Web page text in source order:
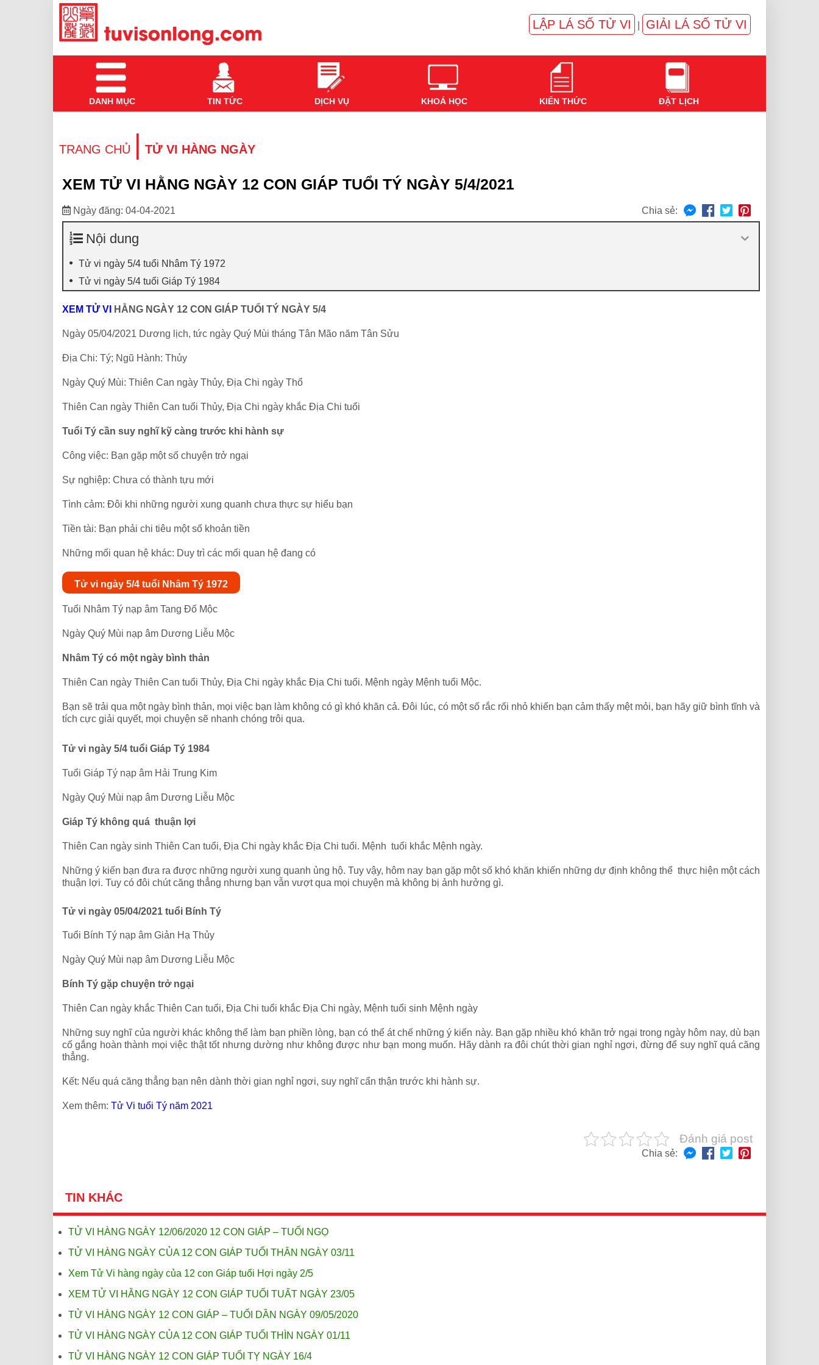
LẬP LÁ SỐ TỬ VI GIẢI LÁ SỐ TỬ VI
DANH MỤC TIN TỨC DỊCH VỤ KHOÁ HỌC KIẾN THỨC ĐẶT LỊCH
TRANG CHỦ | TỬ VI HÀNG NGÀY
XEM TỬ VI HẰNG NGÀY 12 CON GIÁP TUỔI TÝ NGÀY 5/4/2021
Ngày đăng: 04-04-2021 Chia sẻ:
Nội dung
Tử vi ngày 5/4 tuổi Nhâm Tý 1972
Tử vi ngày 5/4 tuổi Giáp Tý 1984
XEM TỬ VI HẰNG NGÀY 12 CON GIÁP TUỔI TÝ NGÀY 5/4
Ngày 05/04/2021 Dương lịch, tức ngày Quý Mùi tháng Tân Mão năm Tân Sửu
Địa Chi: Tý; Ngũ Hành: Thủy
Ngày Quý Mùi: Thiên Can ngày Thủy, Địa Chi ngày Thổ
Thiên Can ngày Thiên Can tuổi Thủy, Địa Chi ngày khắc Địa Chi tuổi
Tuổi Tý cần suy nghĩ kỹ càng trước khi hành sự
Công việc: Bạn gặp một số chuyện trở ngại
Sự nghiệp: Chưa có thành tựu mới
Tình cảm: Đôi khi những người xung quanh chưa thực sự hiểu bạn
Tiền tài: Bạn phải chi tiêu một số khoản tiền
Những mối quan hệ khác: Duy trì các mối quan hệ đang có
Tử vi ngày 5/4 tuổi Nhâm Tý 1972
Tuổi Nhâm Tý nạp âm Tang Đố Mộc
Ngày Quý Mùi nạp âm Dương Liễu Mộc
Nhâm Tý có một ngày bình thản
Thiên Can ngày Thiên Can tuổi Thủy, Địa Chi ngày khắc Địa Chi tuổi. Mệnh ngày Mệnh tuổi Mộc.
Bạn sẽ trải qua một ngày bình thản, mọi việc bạn làm không có gì khó khăn cả. Đôi lúc, có một số rắc rối nhỏ khiến bạn cảm thấy mệt mỏi, bạn hãy giữ bình tĩnh và
tích cực giải quyết, mọi chuyện sẽ nhanh chóng trôi qua.
Tử vi ngày 5/4 tuổi Giáp Tý 1984
Tuổi Giáp Tý nạp âm Hải Trung Kim
Ngày Quý Mùi nạp âm Dương Liễu Mộc
Giáp Tý không quá thuận lợi
Thiên Can ngày sinh Thiên Can tuổi, Địa Chi ngày khắc Địa Chi tuổi. Mệnh tuổi khắc Mệnh ngày.
Những ý kiến bạn đưa ra được những người xung quanh ủng hộ. Tuy vậy, hôm nay bạn gặp một số khó khăn khiến những dự định không thể thực hiện một cách
thuận lợi. Tuy có đôi chút căng thẳng nhưng bạn vẫn vượt qua mọi chuyện mà không bị ảnh hưởng gì.
Tử vi ngày 05/04/2021 tuổi Bính Tý
Tuổi Bính Tý nạp âm Giản Hạ Thủy
Ngày Quý Mùi nạp âm Dương Liễu Mộc
Bính Tý gặp chuyện trở ngại
Thiên Can ngày khắc Thiên Can tuổi, Địa Chi tuổi khắc Địa Chi ngày, Mệnh tuổi sinh Mệnh ngày
Những suy nghĩ của người khác không thể làm bạn phiền lòng, bạn có thể át chế những ý kiến này. Bạn gặp nhiều khó khăn trở ngại trong ngày hôm nay, dù bạn
cố gắng hoàn thành mọi việc thật tốt nhưng dường như không được như bạn mong muốn. Hãy dành ra đôi chút thời gian nghỉ ngơi, đừng để suy nghĩ quá căng
thẳng.
Kết: Nếu quá căng thẳng bạn nên dành thời gian nghỉ ngơi, suy nghĩ cẩn thận trước khi hành sự.
Xem thêm: Tử Vi tuổi Tý năm 2021
Đánh giá post
Chia sẻ:
TIN KHÁC
TỬ VI HÀNG NGÀY 12/06/2020 12 CON GIÁP – TUỔI NGỌ
TỬ VI HÀNG NGÀY CỦA 12 CON GIÁP TUỔI THÂN NGÀY 03/11
Xem Tử Vi hàng ngày của 12 con Giáp tuổi Hợi ngày 2/5
XEM TỬ VI HẰNG NGÀY 12 CON GIÁP TUỔI TUẤT NGÀY 23/05
TỬ VI HÀNG NGÀY 12 CON GIÁP – TUỔI DẦN NGÀY 09/05/2020
TỬ VI HÀNG NGÀY CỦA 12 CON GIÁP TUỔI THÌN NGÀY 01/11
TỬ VI HÀNG NGÀY 12 CON GIÁP TUỔI TỴ NGÀY 16/4